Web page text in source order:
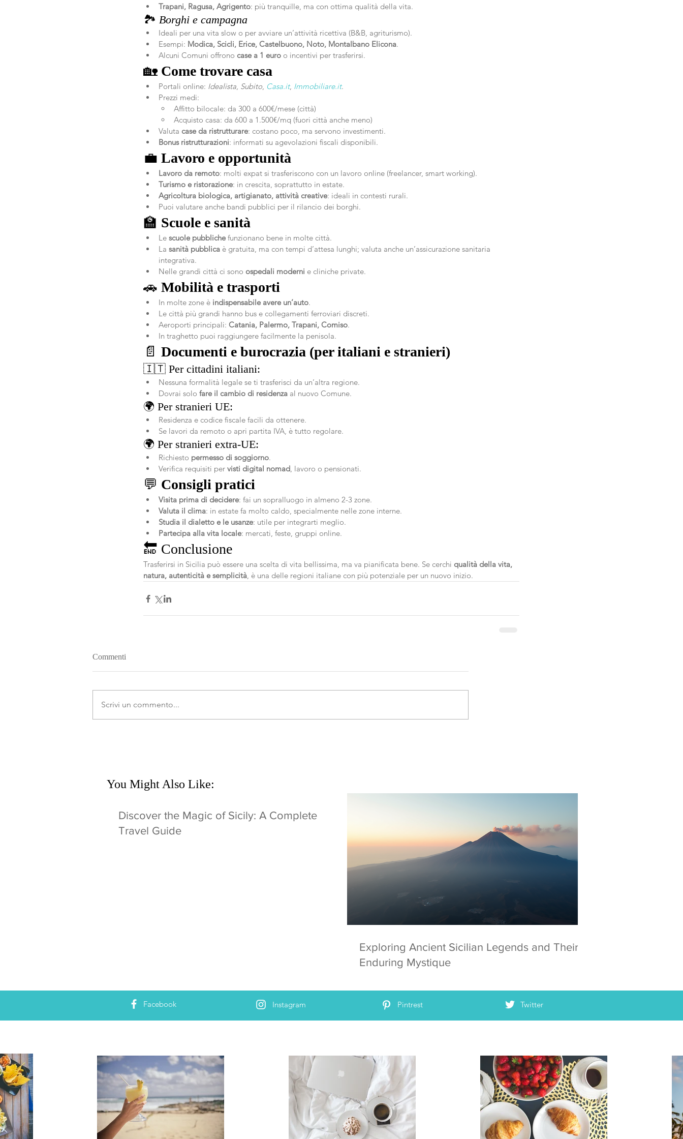
Trapani, Ragusa, Agrigento: più tranquille, ma con ottima qualità della vita.
🏞️ Borghi e campagna
Ideali per una vita slow o per avviare un’attività ricettiva (B&B, agriturismo).
Esempi: Modica, Scicli, Erice, Castelbuono, Noto, Montalbano Elicona.
Alcuni Comuni offrono case a 1 euro o incentivi per trasferirsi.
🏡 Come trovare casa
Portali online: Idealista, Subito, Casa.it, Immobiliare.it.
Prezzi medi:
Affitto bilocale: da 300 a 600€/mese (città)
Acquisto casa: da 600 a 1.500€/mq (fuori città anche meno)
Valuta case da ristrutturare: costano poco, ma servono investimenti.
Bonus ristrutturazioni: informati su agevolazioni fiscali disponibili.
💼 Lavoro e opportunità
Lavoro da remoto: molti expat si trasferiscono con un lavoro online (freelancer, smart working).
Turismo e ristorazione: in crescita, soprattutto in estate.
Agricoltura biologica, artigianato, attività creative: ideali in contesti rurali.
Puoi valutare anche bandi pubblici per il rilancio dei borghi.
🏫 Scuole e sanità
Le scuole pubbliche funzionano bene in molte città.
La sanità pubblica è gratuita, ma con tempi d’attesa lunghi; valuta anche un’assicurazione sanitaria
integrativa.
Nelle grandi città ci sono ospedali moderni e cliniche private.
🚗 Mobilità e trasporti
In molte zone è indispensabile avere un’auto.
Le città più grandi hanno bus e collegamenti ferroviari discreti.
Aeroporti principali: Catania, Palermo, Trapani, Comiso.
In traghetto puoi raggiungere facilmente la penisola.
📄 Documenti e burocrazia (per italiani e stranieri)
🇮🇹 Per cittadini italiani:
Nessuna formalità legale se ti trasferisci da un’altra regione.
Dovrai solo fare il cambio di residenza al nuovo Comune.
🌍 Per stranieri UE:
Residenza e codice fiscale facili da ottenere.
Se lavori da remoto o apri partita IVA, è tutto regolare.
🌍 Per stranieri extra-UE:
Richiesto permesso di soggiorno.
Verifica requisiti per visti digital nomad, lavoro o pensionati.
💬 Consigli pratici
Visita prima di decidere: fai un sopralluogo in almeno 2-3 zone.
Valuta il clima: in estate fa molto caldo, specialmente nelle zone interne.
Studia il dialetto e le usanze: utile per integrarti meglio.
Partecipa alla vita locale: mercati, feste, gruppi online.
🔚 Conclusione
Trasferirsi in Sicilia può essere una scelta di vita bellissima, ma va pianificata bene. Se cerchi qualità della vita,
natura, autenticità e semplicità, è una delle regioni italiane con più potenziale per un nuovo inizio.
Commenti
Scrivi un commento...
You Might Also Like:
Discover the Magic of Sicily: A Complete
Travel Guide
Exploring Ancient Sicilian Legends and Their
Enduring Mystique
Facebook Instagram Pintrest Twitter